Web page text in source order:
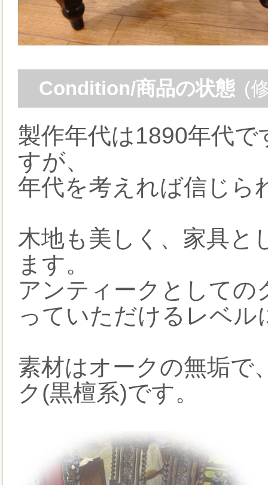
Condition/商品の状態 (
製作年代は1890年代
すが、
年代を考えれば信じら
木地も美しく、家具と
ます。
アンティークとしての
っていただけるレベル
素材はオークの無垢で
ク(黒檀系)です。